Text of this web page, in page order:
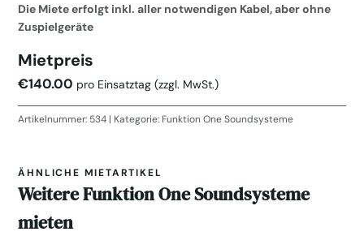
Die Miete erfolgt inkl. aller notwendigen Kabel, aber ohne
Zuspielgeräte
Mietpreis
€140.00 pro Einsatztag (zzgl. MwSt.)
Artikelnummer: 534 Kategorie: Funktion One Soundsysteme
ÄHNLICHE MIETARTIKEL
Weitere Funktion One Soundsysteme
mieten